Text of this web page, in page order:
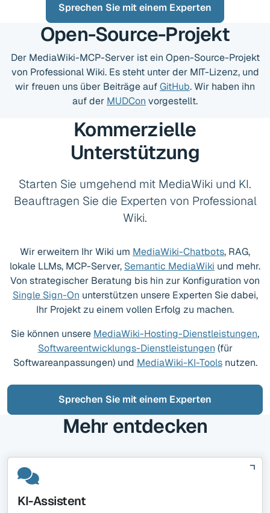
Sprechen Sie mit einem Experten
Open-Source-Projekt
Der MediaWiki-MCP-Server ist ein Open-Source-Projekt
von Professional Wiki. Es steht unter der MIT-Lizenz, und
wir freuen uns über Beiträge aufGitHub. Wir haben ihn
auf der MUDCon vorgestellt.
Kommerzielle
Unterstützung
Starten Sie umgehend mit MediaWiki und KI.
Beauftragen Sie die Experten von Professional
Wiki.
Wir erweitern Ihr Wiki um MediaWiki-Chatbots, RAG,
lokale LLMs, MCP-Server, Semantic MediaWiki und mehr.
Von strategischer Beratung bis hin zur Konfiguration von
Single Sign-On unterstützen unsere Experten Sie dabei,
Ihr Projekt zu einem vollen Erfolg zu machen.
Sie können unsere MediaWiki-Hosting-Dienstleistungen,
Softwareentwicklungs-Dienstleistungen (für
Softwareanpassungen) und MediaWiki-KI-Toolsnutzen.
Sprechen Sie mit einem Experten
Mehr entdecken
KI-Assistent